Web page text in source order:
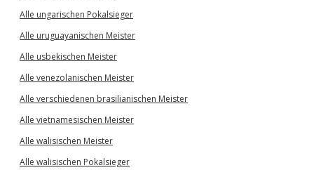
Alle ungarischen Pokalsieger
Alle uruguayanischen Meister
Alle usbekischen Meister
Alle venezolanischen Meister
Alle verschiedenen brasilianischen Meister
Alle vietnamesischen Meister
Alle walisischen Meister
Alle walisischen Pokalsieger